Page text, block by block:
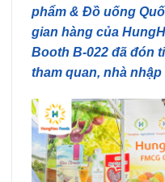
phẩm & Đồ uống
gian hàng của
Booth B-022 đã đón
tham quan, nhà